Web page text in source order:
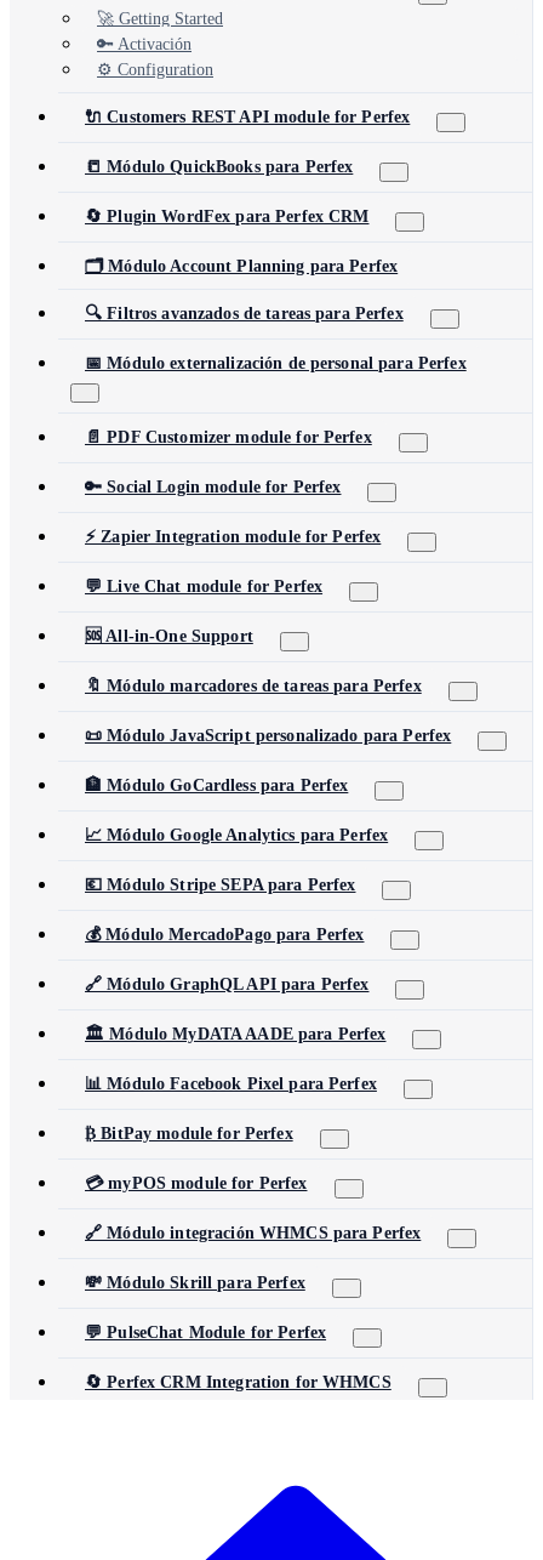
🚀 Getting Started
🔑 Activación
⚙️ Configuration
🔌 Customers REST API module for Perfex
📒 Módulo QuickBooks para Perfex
🔄 Plugin WordFex para Perfex CRM
🗂️ Módulo Account Planning para Perfex
🔍 Filtros avanzados de tareas para Perfex
📅 Módulo externalización de personal para Perfex
📄 PDF Customizer module for Perfex
🔑 Social Login module for Perfex
⚡ Zapier Integration module for Perfex
💬 Live Chat module for Perfex
🆘 All-in-One Support
🔖 Módulo marcadores de tareas para Perfex
📜 Módulo JavaScript personalizado para Perfex
🏦 Módulo GoCardless para Perfex
📈 Módulo Google Analytics para Perfex
💶 Módulo Stripe SEPA para Perfex
💰 Módulo MercadoPago para Perfex
🔗 Módulo GraphQL API para Perfex
🏛️ Módulo MyDATA AADE para Perfex
📊 Módulo Facebook Pixel para Perfex
₿ BitPay module for Perfex
💳 myPOS module for Perfex
🔗 Módulo integración WHMCS para Perfex
💸 Módulo Skrill para Perfex
💬 PulseChat Module for Perfex
🔄 Perfex CRM Integration for WHMCS